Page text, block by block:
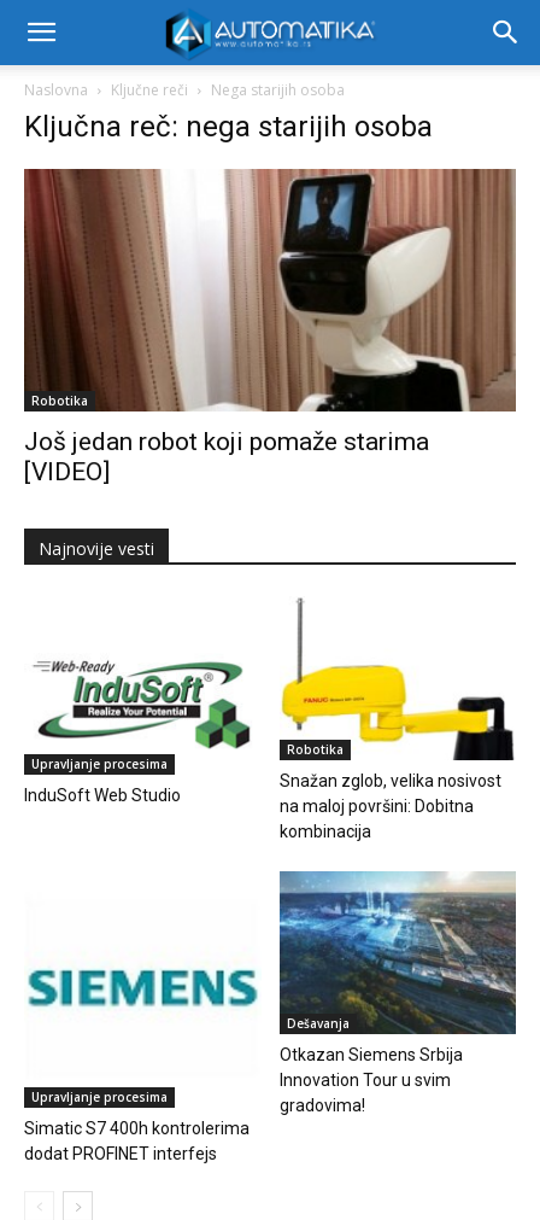
Naslovna Ključne reči Nega starijih osoba
Ključna reč: nega starijih osoba
Robotika
Još jedan robot koji pomaže starima
[VIDEO]
Najnovije vesti
Upravljanje procesima
InduSoft Web Studio
Robotika
Snažan zglob, velika nosivost
na maloj površini: Dobitna
kombinacija
Upravljanje procesima
Simatic S7 400h kontrolerima
dodat PROFINET interfejs
Dešavanja
Otkazan Siemens Srbija
Innovation Tour u svim
gradovima!